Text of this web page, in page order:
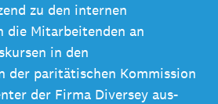
zu den internen
die Mitarbeitenden an
in den
der paritätischen Kommission
der Firma Diversey aus-